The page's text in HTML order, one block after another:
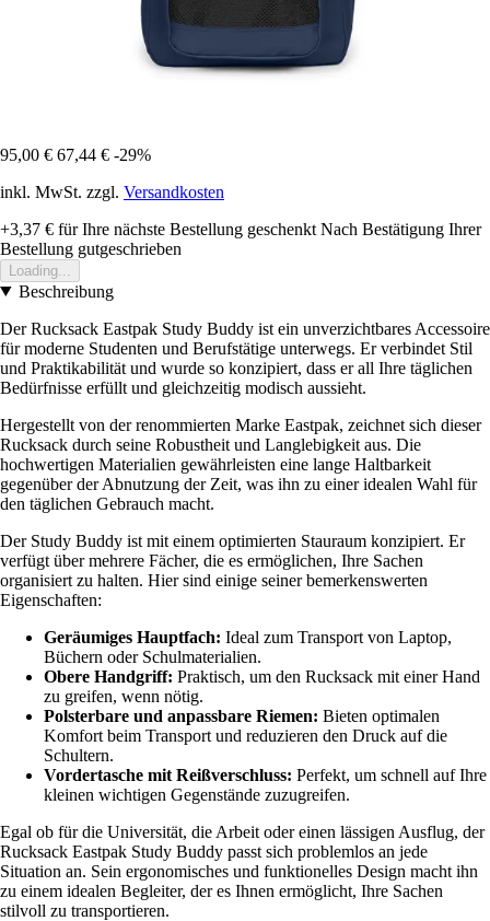
95,00 € 67,44 € -29%
inkl. MwSt. zzgl. Versandkosten
+3,37 € für Ihre nächste Bestellung geschenkt Nach Bestätigung Ihrer
Bestellung gutgeschrieben
Loading...
Beschreibung
Der Rucksack Eastpak Study Buddy ist ein unverzichtbares Accessoire
für moderne Studenten und Berufstätige unterwegs. Er verbindet Stil
und Praktikabilität und wurde so konzipiert, dass er all Ihre täglichen
Bedürfnisse erfüllt und gleichzeitig modisch aussieht.
Hergestellt von der renommierten Marke Eastpak, zeichnet sich dieser
Rucksack durch seine Robustheit und Langlebigkeit aus. Die
hochwertigen Materialien gewährleisten eine lange Haltbarkeit
gegenüber der Abnutzung der Zeit, was ihn zu einer idealen Wahl für
den täglichen Gebrauch macht.
Der Study Buddy ist mit einem optimierten Stauraum konzipiert. Er
verfügt über mehrere Fächer, die es ermöglichen, Ihre Sachen
organisiert zu halten. Hier sind einige seiner bemerkenswerten
Eigenschaften:
Geräumiges Hauptfach: Ideal zum Transport von Laptop,
Büchern oder Schulmaterialien.
Obere Handgriff: Praktisch, um den Rucksack mit einer Hand
zu greifen, wenn nötig.
Polsterbare und anpassbare Riemen: Bieten optimalen
Komfort beim Transport und reduzieren den Druck auf die
Schultern.
Vordertasche mit Reißverschluss: Perfekt, um schnell auf Ihre
kleinen wichtigen Gegenstände zuzugreifen.
Egal ob für die Universität, die Arbeit oder einen lässigen Ausflug, der
Rucksack Eastpak Study Buddy passt sich problemlos an jede
Situation an. Sein ergonomisches und funktionelles Design macht ihn
zu einem idealen Begleiter, der es Ihnen ermöglicht, Ihre Sachen
stilvoll zu transportieren.